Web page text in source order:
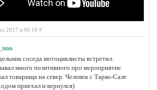
2017 в 00:18 #
соседа мотоциклисты встретил.
много позитивного про мероприятие.
товарища на север. Человек с Тарко-Сале
приехал и вернулся)